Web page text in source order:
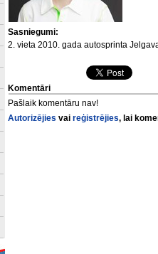
Sasniegumi:
2. vieta 2010. gada autosprinta
Komentāri
Pašlaik komentāru nav!
Autorizējies vaireģistrējies, lai